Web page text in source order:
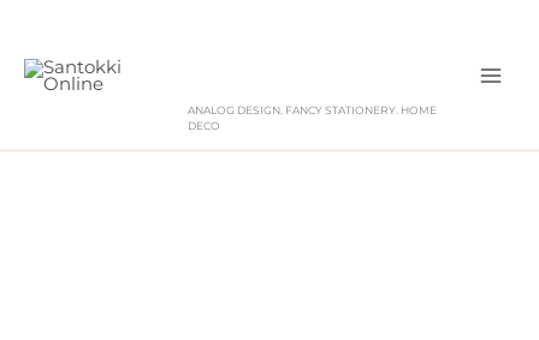
ANALOG DESIGN. FANCY STATIONERY. HOME
DECO